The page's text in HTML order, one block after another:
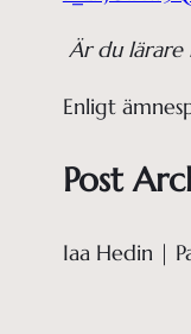
Är du lärare
Enligt
Post
Iaa Hedin |